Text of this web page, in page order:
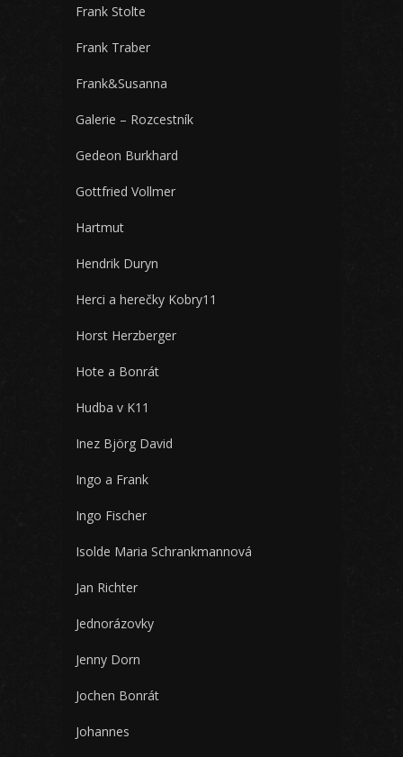
Frank Stolte
Frank Traber
Frank&Susanna
Galerie – Rozcestník
Gedeon Burkhard
Gottfried Vollmer
Hartmut
Hendrik Duryn
Herci a herečky Kobry11
Horst Herzberger
Hote a Bonrát
Hudba v K11
Inez Björg David
Ingo a Frank
Ingo Fischer
Isolde Maria Schrankmannová
Jan Richter
Jednorázovky
Jenny Dorn
Jochen Bonrát
Johannes